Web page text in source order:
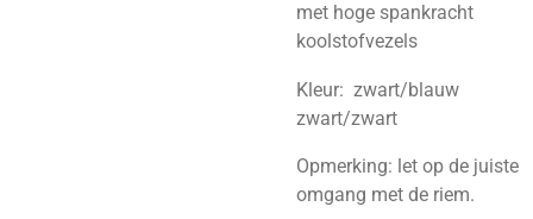
met hoge spankracht
koolstofvezels
Kleur: zwart/blauw
zwart/zwart
Opmerking: let op de juiste
omgang met de riem.